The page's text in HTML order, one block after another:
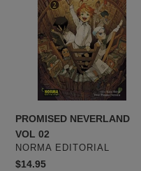
PROMISED NEVERLAND
VOL 02
PROVEEDOR
NORMA EDITORIAL
Precio
$14.95